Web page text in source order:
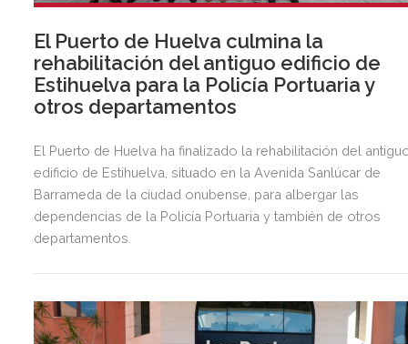
El Puerto de Huelva culmina la
rehabilitación del antiguo edificio de
Estihuelva para la Policía Portuaria y
otros departamentos
El Puerto de Huelva ha finalizado la rehabilitación del
edificio de Estihuelva, situado en la Avenida Sanlúcar de
Barrameda de la ciudad onubense, para albergar las
dependencias de la Policía Portuaria y también de otros
departamentos.